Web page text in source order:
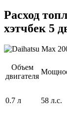
Расход
хэтчбек 5
Объем
двигателя
0.7 л 58 л.с.